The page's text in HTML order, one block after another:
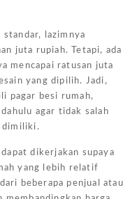
standar, lazimnya
juta rupiah. Tetapi, ada
mencapai ratusan juta
yang dipilih. Jadi,
pagar besi rumah,
agar tidak salah
dimiliki.
dikerjakan supaya
yang lebih relatif
beberapa penjual atau